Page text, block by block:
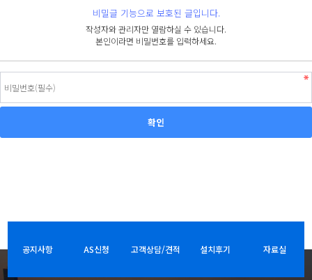
비밀글 기능으로 보호된 글입니다.
작성자와 관리자만 열람하실 수 있습니다.
본인이라면 비밀번호를 입력하세요.
공지사항 AS신청 고객상담/견적 설치후기 자료실